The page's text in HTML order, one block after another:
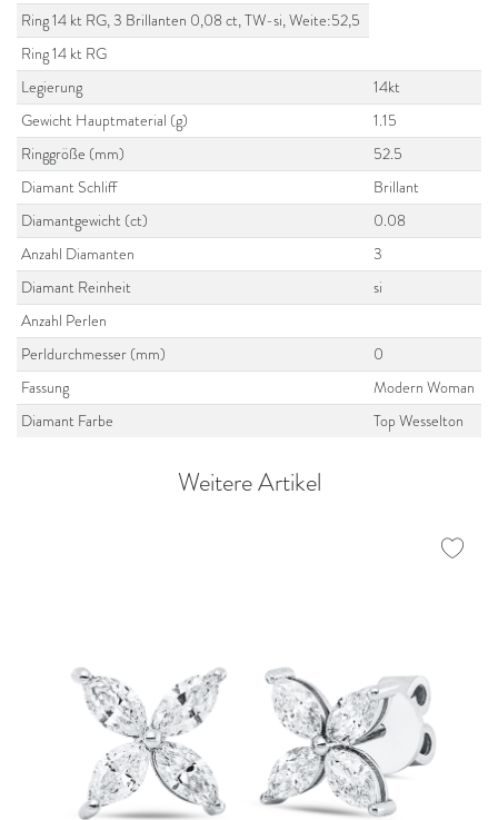
Ring 14 kt RG, 3 Brillanten 0,08 ct, TW-si, Weite:52,5
Ring 14 kt RG
Legierung
14kt
Gewicht Hauptmaterial (g)
1.15
Ringgröße (mm)
52.5
Diamant Schliff
Brillant
Diamantgewicht (ct)
0.08
Anzahl Diamanten
3
Diamant Reinheit
si
Anzahl Perlen
Perldurchmesser (mm)
0
Fassung
Modern Woman
Diamant Farbe
Top Wesselton
Weitere Artikel